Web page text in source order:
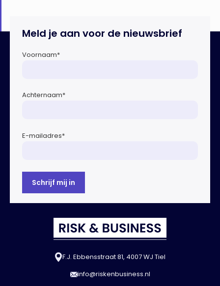
Meld je aan voor de nieuwsbrief
Voornaam*
Achternaam*
E-mailadres*
F.J. Ebbensstraat 81, 4007 WJ Tiel
info@riskenbusiness.nl